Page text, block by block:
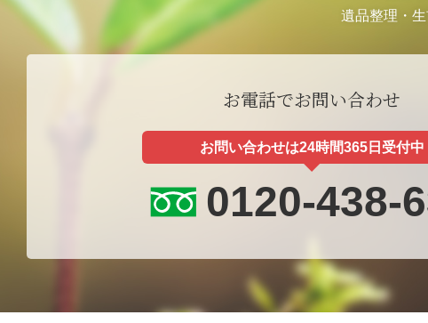
遺品整理・
お電話でお問い合わせ
お問い合わせは24時間365日受付中
0120-438-